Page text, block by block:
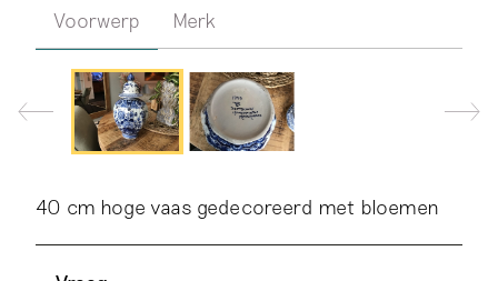
Voorwerp Merk
40 cm hoge vaas gedecoreerd met bloemen